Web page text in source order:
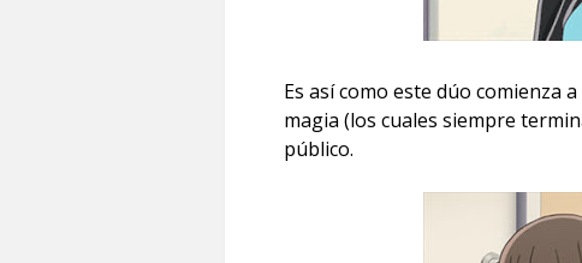
Es así como este dúo comienza
magia (los cuales siempre
público.